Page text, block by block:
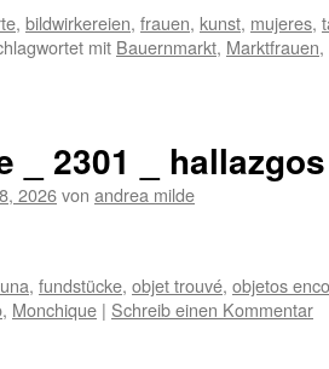
, bildwirkereien, frauen, kunst, mujeres,
mit Bauernmarkt, Marktfrauen,
_ 2301 _ hallazgos
2026von andrea milde
, fundstücke, objet trouvé, objetos
, Monchique | Schreib einen Kommentar